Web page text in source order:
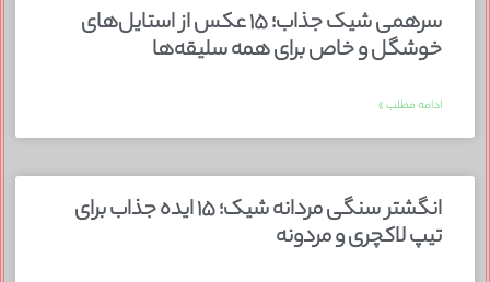
سرهمی شیک جذاب؛ ۱۵ عکس از استایل‌های
خوشگل و خاص برای همه سلیقه‌ها
ادامه مطلب »
انگشتر سنگی مردانه شیک؛ ۱۵ ایده جذاب برای
تیپ لاکچری و مردونه